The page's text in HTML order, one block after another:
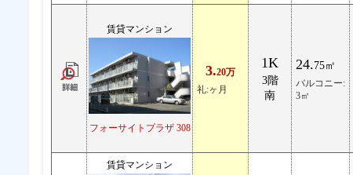
賃貸マンション
フォーサイトプラザ 308
3.20万
礼:ヶ月
1K
3階
南
24.75㎡
バルコニー:
3㎡
賃貸マンション